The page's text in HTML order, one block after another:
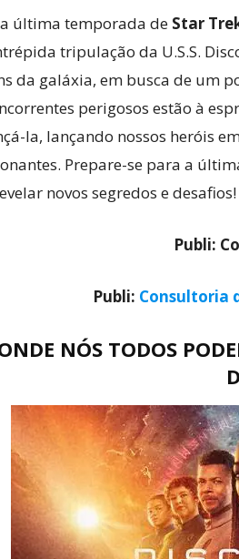
última temporada de Star
tripulação da U.S.S.
da galáxia, em busca de um
perigosos estão à
la, lançando nossos heróis
Prepare-se para a
novos segredos e desafios!
Publi:
Publi: Consultoria
NÓS TODOS